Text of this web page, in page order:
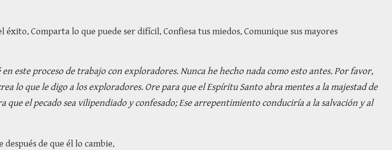
Comparta lo que puede ser difícil. Confiesa tus miedos. Comunique sus mayores
este proceso de trabajo con exploradores. Nunca he hecho nada como esto antes. Por favor,
lo que le digo a los exploradores. Ore para que el Espíritu Santo abra mentes a la majestad de
el pecado sea vilipendiado y confesado; Ese arrepentimiento conduciría a la salvación y al
de que él lo cambie.